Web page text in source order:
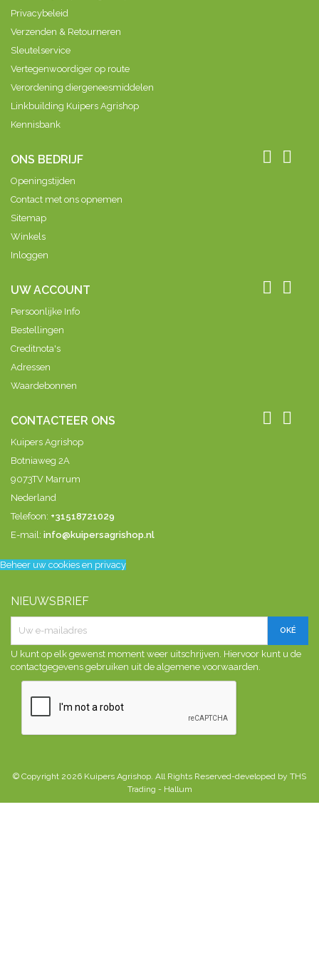
Privacybeleid
Verzenden & Retourneren
Sleutelservice
Vertegenwoordiger op route
Verordening diergeneesmiddelen
Linkbuilding Kuipers Agrishop
Kennisbank
ONS BEDRIJF  
Openingstijden
Contact met ons opnemen
Sitemap
Winkels
Inloggen
UW ACCOUNT  
Persoonlijke Info
Bestellingen
Creditnota's
Adressen
Waardebonnen
CONTACTEER ONS  
Kuipers Agrishop
Botniaweg 2A
9073TV Marrum
Nederland
Telefoon: +31518721029
E-mail: info@kuipersagrishop.nl
Beheer uw cookies en privacy
NIEUWSBRIEF
U kunt op elk gewenst moment weer uitschrijven. Hiervoor kunt u de
contactgegevens gebruiken uit de algemene voorwaarden.
© Copyright 2026 Kuipers Agrishop. All Rights Reserved-developed by THS
Trading - Hallum